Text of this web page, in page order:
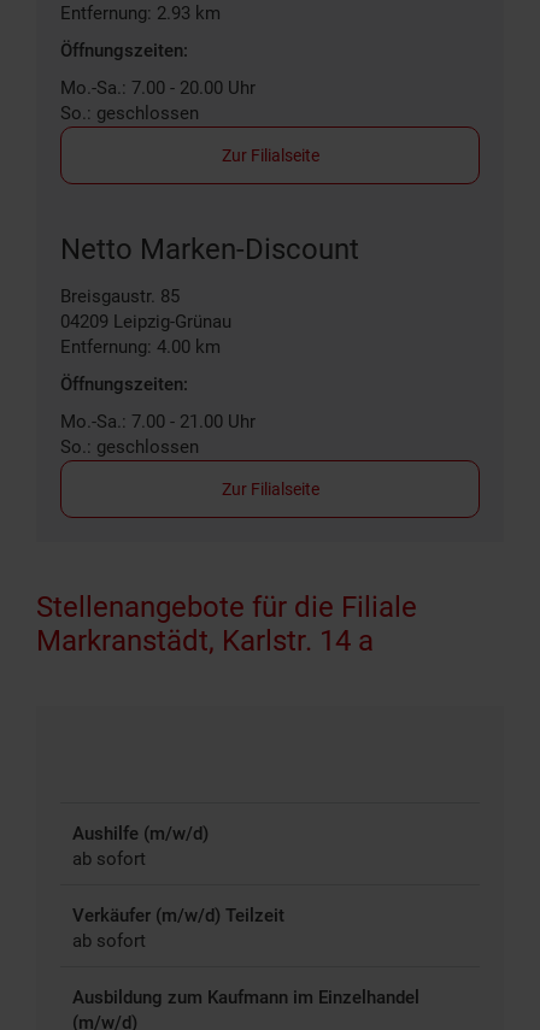
Entfernung: 2.93 km
Öffnungszeiten:
Mo.-Sa.: 7.00 - 20.00 Uhr
So.: geschlossen
Zur Filialseite
Netto Marken-Discount
Breisgaustr. 85
04209 Leipzig-Grünau
Entfernung: 4.00 km
Öffnungszeiten:
Mo.-Sa.: 7.00 - 21.00 Uhr
So.: geschlossen
Zur Filialseite
Stellenangebote für die Filiale
Markranstädt, Karlstr. 14 a
Aushilfe (m/w/d)
ab sofort
Verkäufer (m/w/d) Teilzeit
ab sofort
Ausbildung zum Kaufmann im Einzelhandel
(m/w/d)